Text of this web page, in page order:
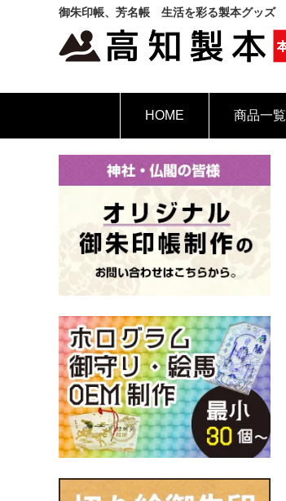
御朱印帳、芳名帳 生活を彩る製本グッズ
HOME 商品一覧